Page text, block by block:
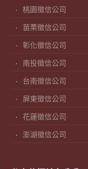
桃園徵信公司
苗栗徵信公司
彰化徵信公司
南投徵信公司
台南徵信公司
屏東徵信公司
花蓮徵信公司
澎湖徵信公司